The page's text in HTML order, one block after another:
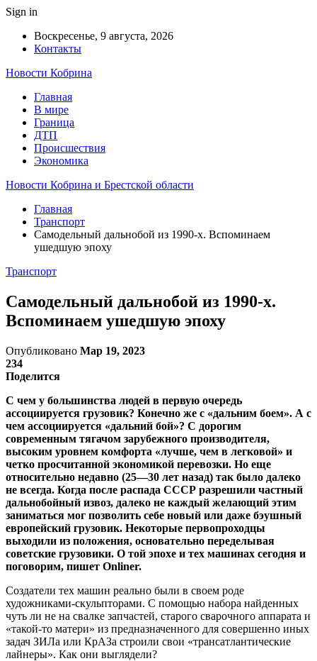
Sign in
Воскресенье, 9 августа, 2026
Контакты
Новости Кобрина
Главная
В мире
Граница
ДТП
Происшествия
Экономика
Новости Кобрина и Брестской области
Главная
Транспорт
Самодельный дальнобой из 1990-х. Вспоминаем
ушедшую эпоху
Транспорт
Самодельный дальнобой из 1990-х.
Вспоминаем ушедшую эпоху
Опубликовано Мар 19, 2023
234
Поделится
С чем у большинства людей в первую очередь
ассоциируется грузовик? Конечно же с «дальним боем». А с
чем ассоциируется «дальний бой»? С дорогим
современным тягачом зарубежного производителя,
высоким уровнем комфорта «лучше, чем в легковой» и
четко просчитанной экономикой перевозки. Но еще
относительно недавно (25—30 лет назад) так было далеко
не всегда. Когда после распада СССР разрешили частный
дальнобойный извоз, далеко не каждый желающий этим
заниматься мог позволить себе новый или даже бэушный
европейский грузовик. Некоторые первопроходцы
выходили из положения, основательно переделывая
советские грузовики. О той эпохе и тех машинах сегодня и
поговорим, пишет Onliner.
Создатели тех машин реально были в своем роде
художниками-скульпторами. С помощью набора найденных
чуть ли не на свалке запчастей, старого сварочного аппарата и
«такой-то матери» из предназначенного для совершенно иных
задач ЗИЛа или КрАЗа строили свои «трансатлантические
лайнеры». Как они выглядели?